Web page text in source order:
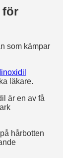
för
som kämpar
läkare.
är en av få
hårbotten